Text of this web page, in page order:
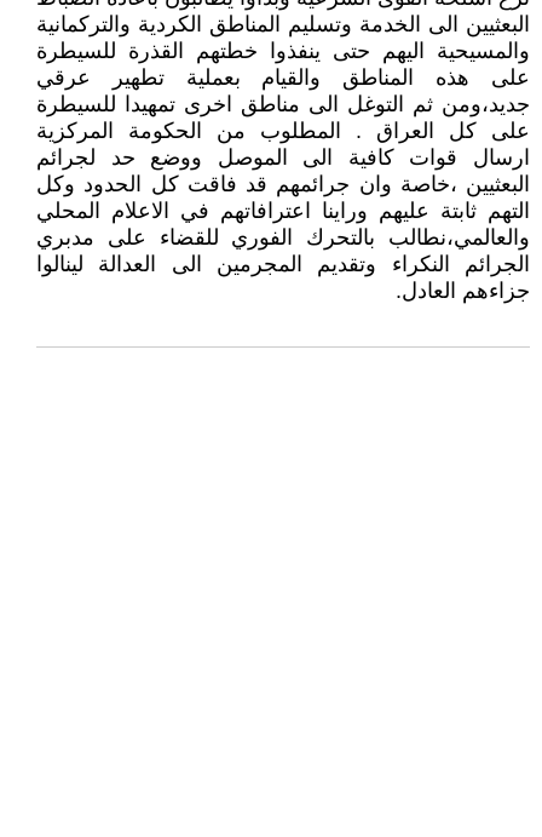
البعثيين الى الخدمة وتسليم المناطق الكردية والتركمانية
والمسيحية اليهم حتى ينفذوا خطتهم القذرة للسيطرة
على هذه المناطق والقيام بعملية تطهير عرقي
جديد،ومن ثم التوغل الى مناطق اخرى تمهيدا للسيطرة
على كل العراق . المطلوب من الحكومة المركزية
ارسال قوات كافية الى الموصل ووضع حد لجرائم
البعثيين ،خاصة وان جرائمهم قد فاقت كل الحدود وكل
التهم ثابتة عليهم وراينا اعترافاتهم في الاعلام المحلي
والعالمي،نطالب بالتحرك الفوري للقضاء على مدبري
الجرائم النكراء وتقديم المجرمين الى العدالة لينالوا
جزاءهم العادل.